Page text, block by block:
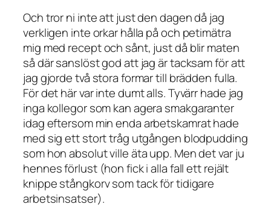
Och tror ni inte att just den dagen då jag
verkligen inte orkar hålla på och petimätra
mig med recept och sånt, just då blir maten
så där sanslöst god att jag är tacksam för att
jag gjorde två stora formar till brädden fulla.
För det här var inte dumt alls. Tyvärr hade jag
inga kollegor som kan agera smakgaranter
idag eftersom min enda arbetskamrat hade
med sig ett stort tråg utgången blodpudding
som hon absolut ville äta upp. Men det var ju
hennes förlust (hon fick i alla fall ett rejält
knippe stångkorv som tack för tidigare
arbetsinsatser).